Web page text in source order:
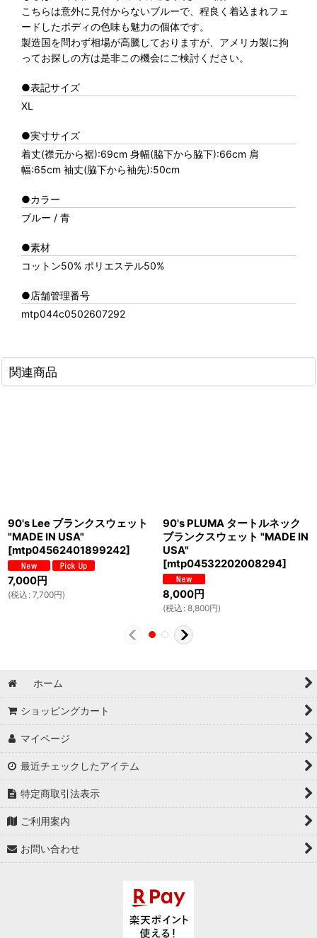
こちらは意外に見付からないブルーで、程良く着込まれフェ
ードしたボディの色味も魅力の個体です。
製造国を問わず相場が高騰しておりますが、アメリカ製に拘
ってお探しの方は是非この機会にご検討ください。
●表記サイズ
XL
●実寸サイズ
着丈(襟元から裾):69cm 身幅(脇下から脇下):66cm 肩
幅:65cm 袖丈(脇下から袖先):50cm
●カラー
ブルー / 青
●素材
コットン50% ポリエステル50%
●店舗管理番号
mtp044c0502607292
関連商品
90's Lee ブランクスウェット
"MADE IN USA"
[mtp04562401899242]
7,000円
(税込 : 7,700円)
90's PLUMA タートルネック
ブランクスウェット "MADE IN
USA"
[mtp04532202008294]
8,000円
(税込 : 8,800円)
ホーム
ショッピングカート
マイページ
最近チェックしたアイテム
特定商取引法表示
ご利用案内
お問い合わせ